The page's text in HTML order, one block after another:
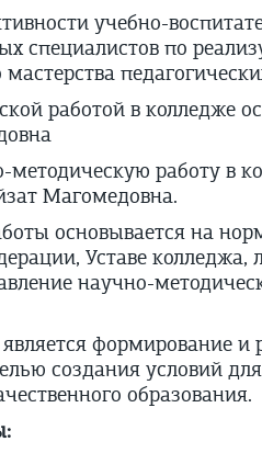
учебно-
специалистов по
работой в колледже
методическую работу в
Магомедовна.
основывается на
Уставе
научно-
является формирование и
создания условий
образования.